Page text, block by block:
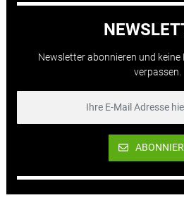
Newsletter abonnieren und
verpassen.